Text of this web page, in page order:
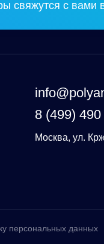
Москва, ул.
свяжутся с вами
персональных данных
8 (499)